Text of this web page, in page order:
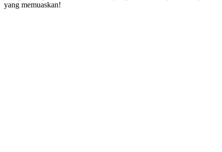
yang memuaskan!